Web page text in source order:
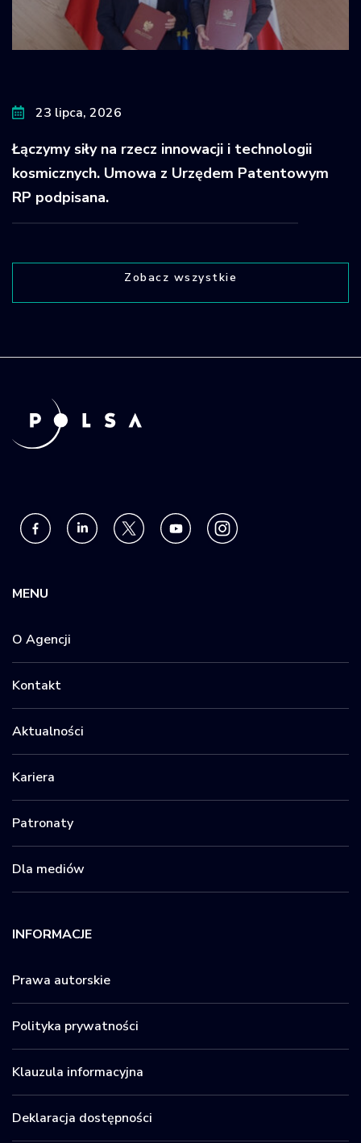
23 lipca, 2026
Łączymy siły na rzecz innowacji i technologii
kosmicznych. Umowa z Urzędem Patentowym
RP podpisana.
Zobacz wszystkie
MENU
O Agencji
Kontakt
Aktualności
Kariera
Patronaty
Dla mediów
INFORMACJE
Prawa autorskie
Polityka prywatności
Klauzula informacyjna
Deklaracja dostępności